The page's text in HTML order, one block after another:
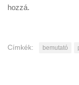
hozzá.
Címkék: bemutató